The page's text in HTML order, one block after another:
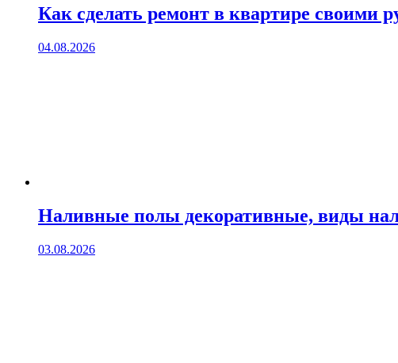
Как сделать ремонт в квартире своими
04.08.2026
Наливные полы декоративные, виды
03.08.2026